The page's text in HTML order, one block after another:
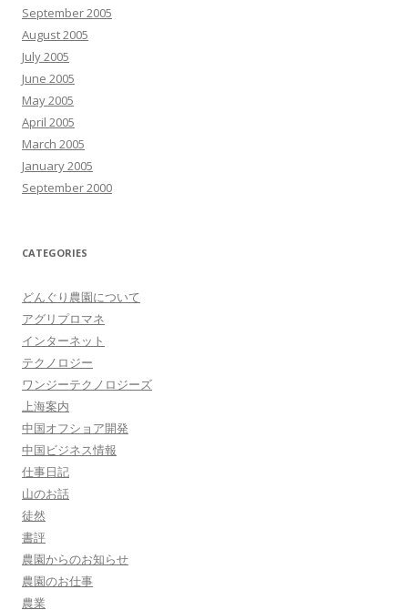
September 2005
August 2005
July 2005
June 2005
May 2005
April 2005
March 2005
January 2005
September 2000
CATEGORIES
どんぐり農園について
アグリプロマネ
インターネット
テクノロジー
ワンジーテクノロジーズ
上海案内
中国オフショア開発
中国ビジネス情報
仕事日記
山のお話
徒然
書評
農園からのお知らせ
農園のお仕事
農業